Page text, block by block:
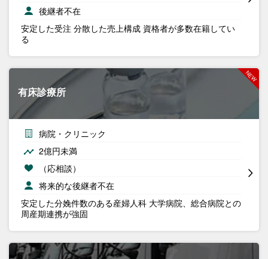
後継者不在
安定した受注 分散した売上構成 資格者が多数在籍してい
る
有床診療所
病院・クリニック
2億円未満
（応相談）
将来的な後継者不在
安定した分娩件数のある産婦人科 大学病院、総合病院との
周産期連携が強固